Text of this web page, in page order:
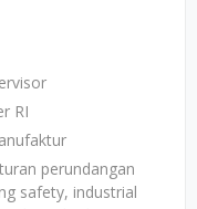
RI
perundangan
safety, industrial